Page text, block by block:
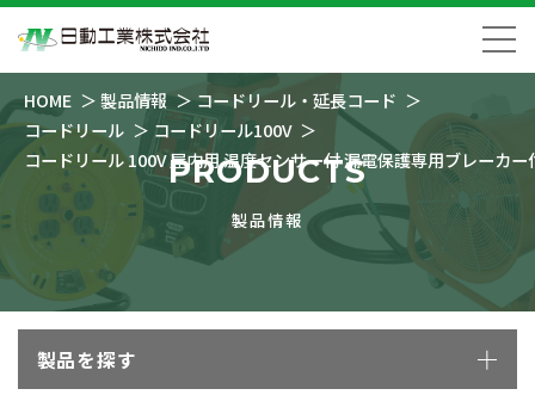
HOME 製品情報
コードリール・延長コード
コードリール
コードリール100V
コードリール 100V 屋内用 温度センサー付 漏電保護専用ブレーカ
PRODUCTS
製品情報
製品を探す